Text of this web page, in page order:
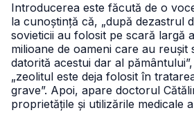
Introducerea este făcută de o
la cunoștință că, „după dezastrul
sovieticii au folosit pe scară largă
milioane de oameni care au reușit
datorită acestui dar al
„zeolitul este deja folosit în
grave”. Apoi, apare doctorul
proprietățile și utilizările medicale